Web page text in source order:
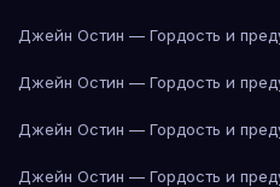
Джейн Остин — Гордость и
Джейн Остин — Гордость и
Джейн Остин — Гордость и
Джейн Остин — Гордость и